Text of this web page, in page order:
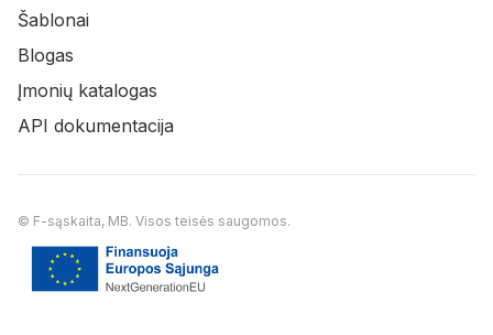
Šablonai
Blogas
Įmonių katalogas
API dokumentacija
© F-sąskaita, MB. Visos teisės saugomos.